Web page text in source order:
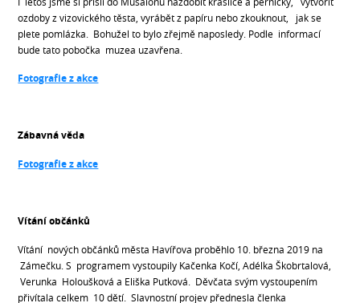
ozdoby z vizovického těsta, vyrábět z papíru nebo zkouknout, jak se
plete pomlázka. Bohužel to bylo zřejmě naposledy. Podle informací
bude tato pobočka muzea uzavřena.
Fotografie z akce
Zábavná věda
Fotografie z akce
Vítání občánků
Vítání nových občánků města Havířova proběhlo 10. března 2019 na
Zámečku. S programem vystoupily Kačenka Kočí, Adélka Škobrtalová,
Verunka Holoušková a Eliška Putková. Děvčata svým vystoupením
přivítala celkem 10 dětí. Slavnostní projev přednesla členka